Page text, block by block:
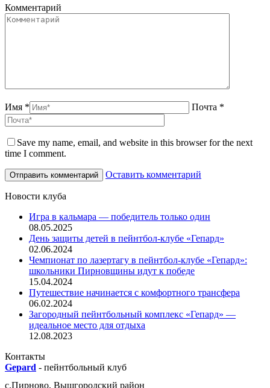
Комментарий
Имя * Почта *
Save my name, email, and website in this browser for the next
time I comment.
Оставить комментарий
Новости клуба
Игра в кальмара — победитель только один
08.05.2025
День защиты детей в пейнтбол-клубе «Гепард»
02.06.2024
Чемпионат по лазертагу в пейнтбол-клубе «Гепард»:
школьники Пирновщины идут к победе
15.04.2024
Путешествие начинается с комфортного трансфера
06.02.2024
Загородный пейнтбольный комплекс «Гепард» —
идеальное место для отдыха
12.08.2023
Контакты
Gepard - пейнтбольный клуб
с.Пирново, Вышгородский район